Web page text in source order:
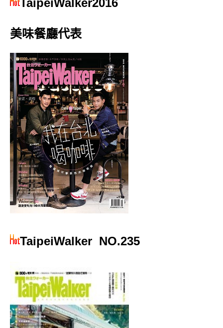
美味餐廳代表
TaipeiWalker NO.235